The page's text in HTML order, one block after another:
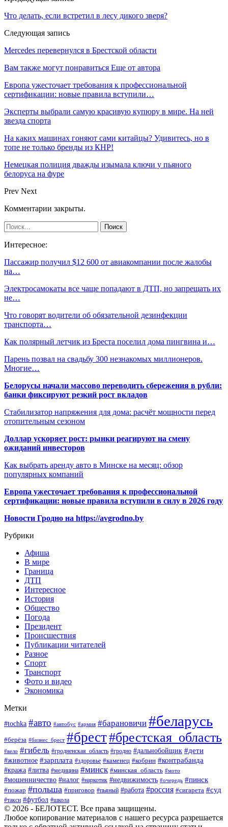
Что делать, если встретил в лесу дикого зверя?
Следующая запись
Mercedes перевернулся в Брестской области
Вам также могут понравиться Еще от автора
Европа ужесточает требования к профессиональной
сертификации: новые правила вступили…
Эксперты выбрали самую красивую купюру в мире. На ней
звезда спорта
На каких машинах гоняют сами китайцы? Удивитесь, но в
топе не только бренды из КНР!
Немецкая полиция дважды изымала ключи у пьяного
белоруса на фуре
Prev Next
Комментарии закрыты.
Интересное:
Пассажир получил $12 600 от авиакомпании после жалобы
на…
Электросамокаты все чаще попадают в ДТП, но запрещать их
не…
Что говорят водители об обязательной дезинфекции
транспорта…
Как полярный летчик из Бреста поселил дома пингвина и…
Парень позвал на свадьбу 300 незнакомых миллионеров.
Многие…
Белорусы начали массово переводить сбережения в рубли:
банки фиксируют резкий рост вкладов
Стабилизатор напряжения для дома: расчёт мощности перед
отопительным сезоном
Доллар ускоряет рост: рынки реагируют на смену
ожиданий инвесторов
Как выбрать аренду авто в Минске на месяц: обзор
популярных компаний
Европа ужесточает требования к профессиональной
сертификации: новые правила вступили в силу в 2026 году
Новости Гродно на https://avgrodno.by
Рубрики
Афиша
В мире
Граница
ДТП
Интересное
История
Общество
Погода
Президент
Происшествия
Публикации читателей
Разное
Спорт
Транспорт
Фото и видео
Экономика
Метки
#tochka #авто #автобус #армия #барановичи #беларусь
#берёза #бизнес_брест #брест#брестская_область
#вело #гибель #гродненская_область #гродно #дальнобойщик #дети
#животное #зарплата #здоровье #каменец #кобрин #контрабанда
#кража #литва #медицина #минск #минская_область #мото
#мошенничество #налог #наркотик #недвижимость #очередь #пинск
#пожар #польша #приговор #пьяный #работа #россия #сигарета #суд
#такси #футбол #школа
© 2026 - БЕЛОТЕСТ. Все права защищены.
Любое копирование материалов с нашего ресурса разрешается